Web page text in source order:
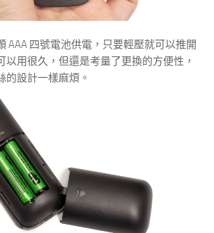
AAA 四號電池供電，只要輕壓就可以推開
以用很久，但還是考量了更換的方便性，
的設計一樣麻煩。